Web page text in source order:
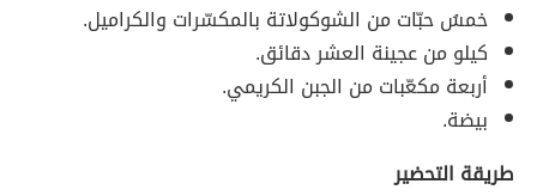
خمسُ حبّات من الشوكولاتة بالمكسّرات والكراميل.
كيلو من عجينة العشر دقائق.
أربعة مكعّبات من الجبن الكريمي.
بيضة.
طريقة التحضير